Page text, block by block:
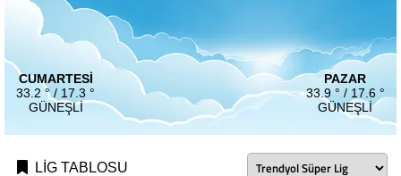
CUMARTESI
33.2 ° / 17.3 °
GÜNEŞLI
PAZAR
33.9 ° / 17.6 °
GÜNEŞLI
LİG TABLOSU